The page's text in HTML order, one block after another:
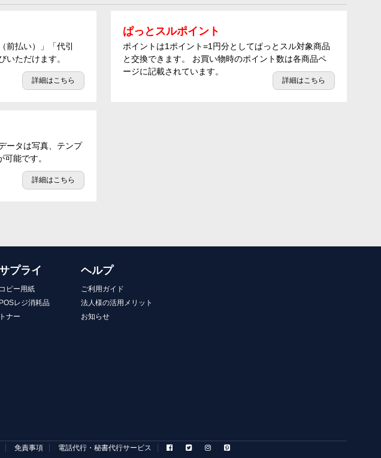
前払い）」「代引
いただけます。
詳細はこちら
ぱっとスルポイント
ポイントは1ポイント=1円分としてぱっとスル対象商品
と交換できます。 お買い物時のポイント数は各商品ペ
ージに記載されています。
詳細はこちら
ータは写真、テンプ
能です。
詳細はこちら
プライ
コピー用紙
POSレジ消耗品
トナー
ヘルプ
ご利用ガイド
法人様の活用メリット
お知らせ
免責事項 電話代行・秘書代行サービス